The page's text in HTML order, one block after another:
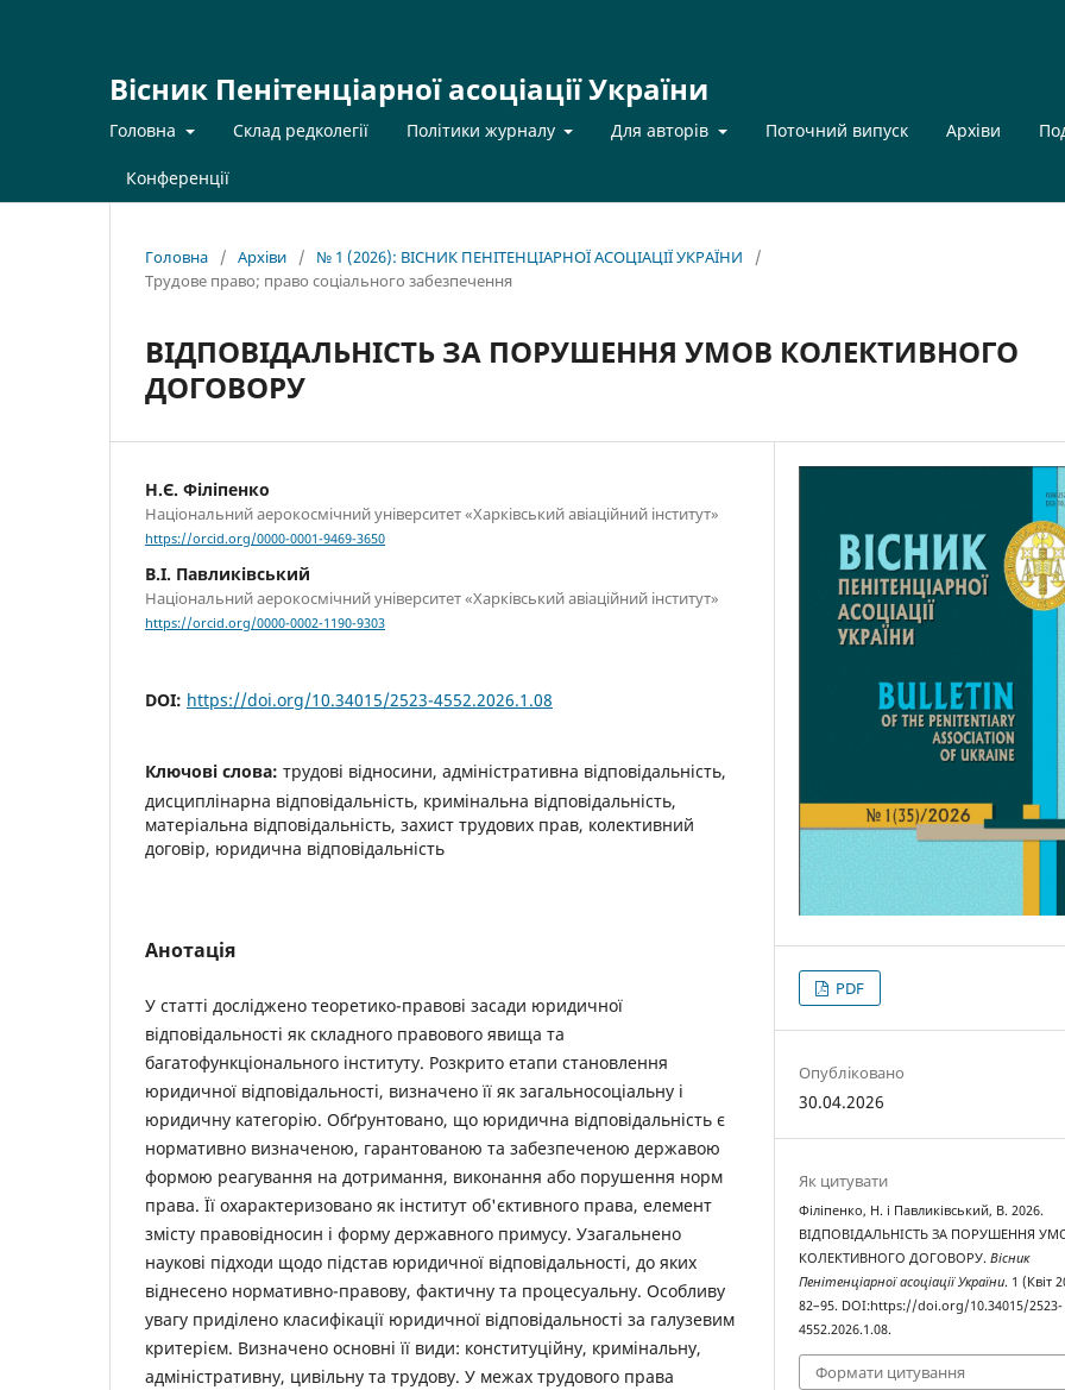
Вісник Пенітенціарної асоціації України
Головна Склад редколегії Політики журналу Для авторів Поточний випуск Архіви
Конференції
Головна / Архіви / № 1 (2026): ВІСНИК ПЕНІТЕНЦІАРНОЇ АСОЦІАЦІЇ УКРАЇНИ
/
Трудове право; право соціального забезпечення
ВІДПОВІДАЛЬНІСТЬ ЗА ПОРУШЕННЯ УМОВ КОЛЕКТИВНОГО
ДОГОВОРУ
Н.Є. Філіпенко
Національний аерокосмічний університет «Харківський авіаційний інститут»
https://orcid.org/0000-0001-9469-3650
В.І. Павликівський
Національний аерокосмічний університет «Харківський авіаційний інститут»
https://orcid.org/0000-0002-1190-9303
DOI: https://doi.org/10.34015/2523-4552.2026.1.08
Ключові слова: трудові відносини, адміністративна відповідальність,
дисциплінарна відповідальність, кримінальна відповідальність,
матеріальна відповідальність, захист трудових прав, колективний
договір, юридична відповідальність
Анотація
У статті досліджено теоретико-правові засади юридичної
відповідальності як складного правового явища та
багатофункціонального інституту. Розкрито етапи становлення
юридичної відповідальності, визначено її як загальносоціальну і
юридичну категорію. Обґрунтовано, що юридична відповідальність є
нормативно визначеною, гарантованою та забезпеченою державою
формою реагування на дотримання, виконання або порушення норм
права. Її охарактеризовано як інститут об'єктивного права, елемент
змісту правовідносин і форму державного примусу. Узагальнено
наукові підходи щодо підстав юридичної відповідальності, до яких
віднесено нормативно-правову, фактичну та процесуальну. Особливу
увагу приділено класифікації юридичної відповідальності за галузевим
критерієм. Визначено основні її види: конституційну, кримінальну,
адміністративну, цивільну та трудову. У межах трудового права
PDF
Опубліковано
30.04.2026
Як цитувати
Філіпенко, Н. і Павликівський, В. 2026.
ВІДПОВІДАЛЬНІСТЬ ЗА ПОРУШЕННЯ
КОЛЕКТИВНОГО ДОГОВОРУ.Вісник
Пенітенціарної асоціації України. 1 (Квіт
82–95. DOI:https://doi.org/10.34015/2523-
4552.2026.1.08.
Формати цитування